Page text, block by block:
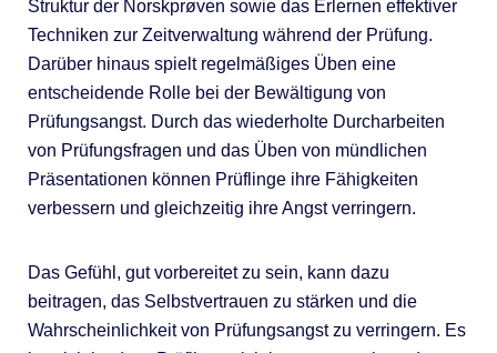
Struktur der Norskprøven sowie das Erlernen effektiver
Techniken zur Zeitverwaltung während der Prüfung.
Darüber hinaus spielt regelmäßiges Üben eine
entscheidende Rolle bei der Bewältigung von
Prüfungsangst. Durch das wiederholte Durcharbeiten
von Prüfungsfragen und das Üben von mündlichen
Präsentationen können Prüflinge ihre Fähigkeiten
verbessern und gleichzeitig ihre Angst verringern.
Das Gefühl, gut vorbereitet zu sein, kann dazu
beitragen, das Selbstvertrauen zu stärken und die
Wahrscheinlichkeit von Prüfungsangst zu verringern. Es